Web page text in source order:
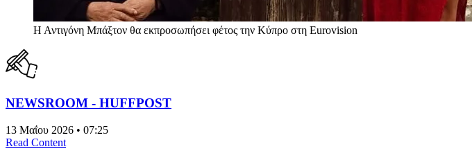
Η Αντιγόνη Μπάξτον θα εκπροσωπήσει φέτος την Κύπρο στη Eurovision
NEWSROOM - HUFFPOST
13 Μαΐου 2026 • 07:25
Read Content